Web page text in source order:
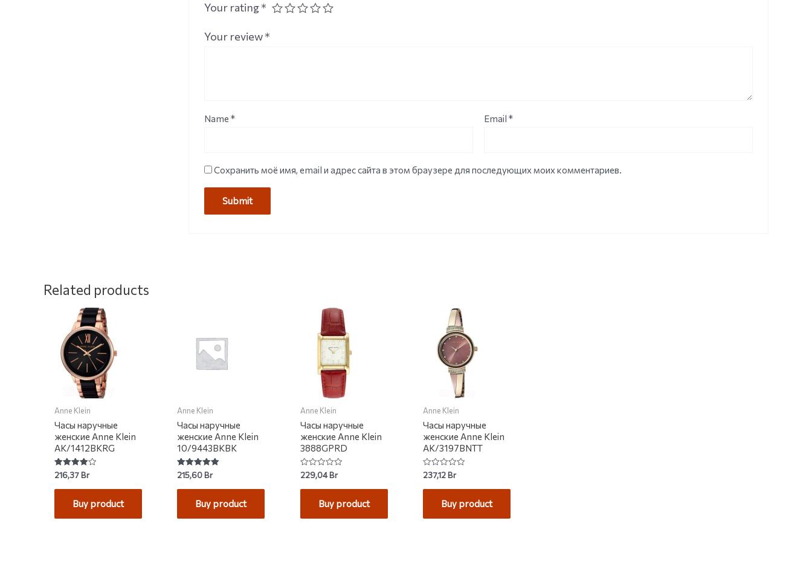
Your rating*
Your review*
Name* Email*
Сохранить моё имя, email и адрес сайта в этом браузере для последующих моих комментариев.
Related products
Anne Klein
Часы наручные
женские Anne Klein
AK/1412BKRG
Rated
4.00
out of 5
216,37 Br
Buy product
Anne Klein
Часы наручные
женские Anne Klein
10/9443BKBK
Rated
5.00
out of 5
215,60 Br
Buy product
Anne Klein
Часы наручные
женские Anne Klein
3888GPRD
Rated
0
out
229,04Br
Buy product
Anne Klein
Часы наручные
женские Anne Klein
AK/3197BNTT
Rated
0
out
237,12 Br
Buy product